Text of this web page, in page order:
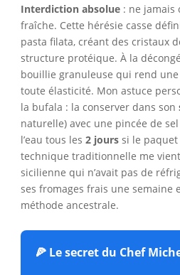
Interdiction absolue: ne jamais
fraîche. Cette hérésie casse
pasta filata, créant des cristaux
structure protéique. À la
bouillie granuleuse qui rend
toute élasticité. Mon astuce
la bufala : la conserver dans son
naturelle) avec une pincée de
l’eau tous les 2 jourssi le paquet
technique traditionnelle me
sicilienne qui n’avait pas de
ses fromages frais une semaine
méthode ancestrale.
🍕 Le secret du Chef